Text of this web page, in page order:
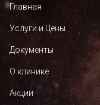
Главная
Услуги и Цены
Документы
О клинике
Акции